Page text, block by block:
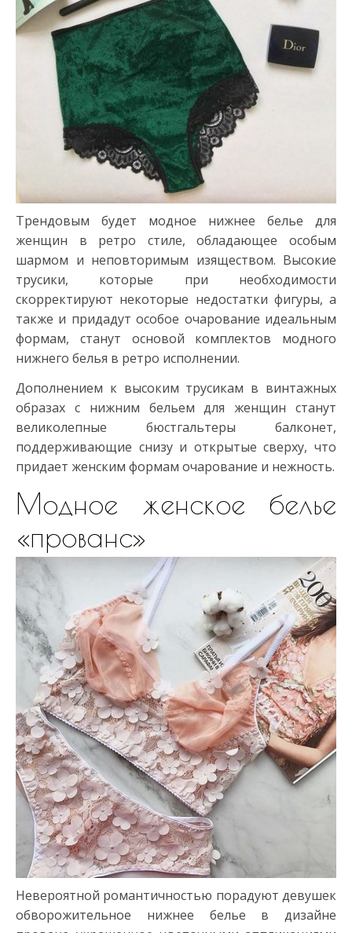
Трендовым будет модное нижнее белье для
женщин в ретро стиле, обладающее особым
шармом и неповторимым изяществом. Высокие
трусики, которые при необходимости
скорректируют некоторые недостатки фигуры, а
также и придадут особое очарование идеальным
формам, станут основой комплектов модного
нижнего белья в ретро исполнении.
Дополнением к высоким трусикам в винтажных
образах с нижним бельем для женщин станут
великолепные бюстгальтеры балконет,
поддерживающие снизу и открытые сверху, что
придает женским формам очарование и нежность.
Модное женское белье
«прованс»
Невероятной романтичностью порадуют девушек
обворожительное нижнее белье в дизайне